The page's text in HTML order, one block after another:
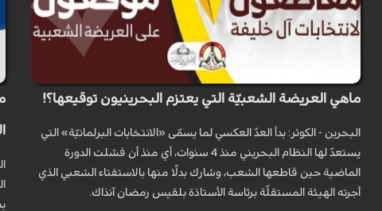
ماهي العريضة الشعبيّة التي يعتزم البحرينيون توقيعها؟!
البحرين - الكوثر: بدأ العدّ العكسي لما يسمّى «الانتخابات البرلمانيّة» التي
يستعدّ لها النظام البحريني منذ 4 سنوات، أي منذ أن فشلت الدورة
الماضية حين قاطعها الشعب، وشارك بدلًا منها بالاستفتاء الشعبي الذي
أجرته الهيئة المستقلّة برئاسة الأستاذة بلقيس رمضان آنذاك.